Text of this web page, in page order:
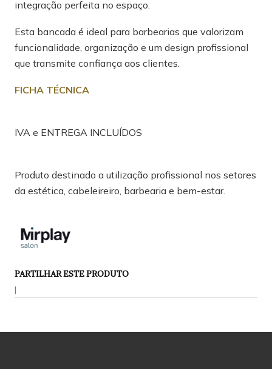
integração perfeita no espaço.
Esta bancada é ideal para barbearias que valorizam
funcionalidade, organização e um design profissional
que transmite confiança aos clientes.
FICHA TÉCNICA
IVA e ENTREGA INCLUÍDOS
Produto destinado a utilização profissional nos setores
da estética, cabeleireiro, barbearia e bem-estar.
PARTILHAR ESTE PRODUTO
|